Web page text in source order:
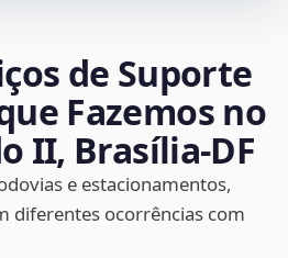
de Suporte
Fazemos no
II, Brasília‑DF
e estacionamentos,
diferentes ocorrências com